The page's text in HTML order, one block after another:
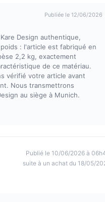
Publiée le 12/06/2026
Design authentique,
: l'article est fabriqué en
2,2 kg, exactement
de ce matériau.
vérifié votre article avant
Nous transmettrons
au siège à Munich.
Publié le 10/06/2026 à
suite à un achat du 18/05/